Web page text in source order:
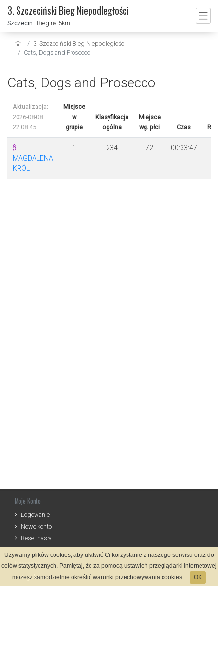
3. Szczeciński Bieg Niepodległości
Szczecin · Bieg na 5km
3. Szczeciński Bieg Niepodległości
Cats, Dogs and Prosecco
Cats, Dogs and Prosecco
Aktualizacja:
2026-08-08
22:08:45
Miejsce
w
grupie
Klasyfikacja
ogólna
Miejsce
wg. płci
Czas
MAGDALENA
KRÓL
1 234 72 00:33:47
Moje Konto
Logowanie
Nowe konto
Reset hasła
Informacje
Regulamin
Używamy plików cookies, aby ułatwić Ci korzystanie z naszego serwisu oraz do
celów statystycznych. Pamiętaj, że za pomocą ustawień przeglądarki internetowej
możesz samodzielnie określić warunki przechowywania cookies.
OK